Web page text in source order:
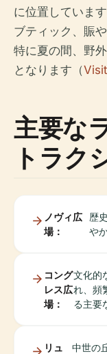
に位置していま
ブティック、賑
特に夏の間、野
となります（
主要な
トラク
ノヴィ広
場：
歴
や
コング
レス広
場：
文化的
れ、頻
る主要
リュ
中世の